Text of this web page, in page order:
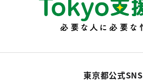
東京都公式SNS